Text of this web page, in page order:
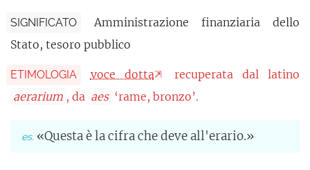
SIGNIFICATO
Amministrazione finanziaria dello
Stato, tesoro pubblico
ETIMOLOGIA voce dotta
recuperata dal latino
aerarium , da aes ‘rame, bronzo’.
«Questa è la cifra che deve all'erario.»